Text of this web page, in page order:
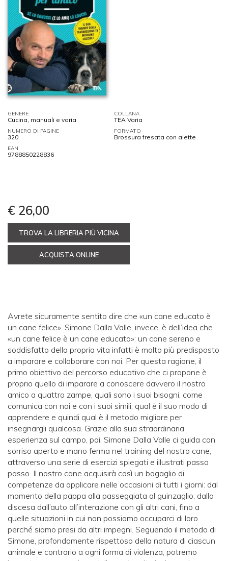
GENERE
Cucina, manuali e varia
COLLANA
TEA Varia
NUMERO DI PAGINE
320
FORMATO
Brossura fresata con alette
EAN
9788850228836
€ 26,00
TROVA LA LIBRERIA PIÙ VICINA
ACQUISTA ONLINE
Avrete sicuramente sentito dire che «un cane educato è
un cane felice». Simone Dalla Valle, invece, è dell’idea che
«un cane felice è un cane educato»: un cane sereno e
soddisfatto della propria vita infatti è molto più predisposto
a imparare e collaborare con noi. Per questa ragione, il
primo obiettivo del percorso educativo che ci propone è
proprio quello di imparare a conoscere davvero il nostro
amico a quattro zampe, quali sono i suoi bisogni, come
comunica con noi e con i suoi simili, qual è il suo modo di
apprendere e quindi qual è il metodo migliore per
insegnargli qualcosa. Grazie alla sua straordinaria
esperienza sul campo, poi, Simone Dalla Valle ci guida con
sorriso aperto e mano ferma nel training del nostro cane,
attraverso una serie di esercizi spiegati e illustrati passo
passo. Il nostro cane acquisirà così un bagaglio di
competenze da applicare nelle occasioni di tutti i giorni: dal
momento della pappa alla passeggiata al guinzaglio, dalla
discesa dall’auto all’interazione con gli altri cani, fino a
quelle situazioni in cui non possiamo occuparci di loro
perché siamo presi da altri impegni. Seguendo il metodo di
Simone, profondamente rispettoso della natura di ciascun
animale e contrario a ogni forma di violenza, potremo